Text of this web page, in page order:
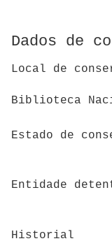
Dados de
Local de
Biblioteca
Estado de
Entidade
Historial